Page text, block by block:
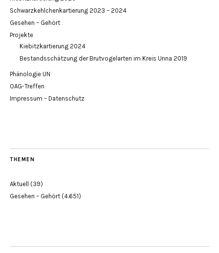
Schwarzkehlchenkartierung 2023 – 2024
Gesehen – Gehört
Projekte
Kiebitzkartierung 2024
Bestandsschätzung der Brutvogelarten im Kreis Unna 2019
Phänologie UN
OAG-Treffen
Impressum – Datenschutz
THEMEN
Aktuell (39)
Gesehen – Gehört (4.651)